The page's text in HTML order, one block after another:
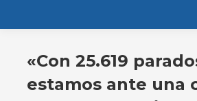
«Con 25.619
estamos ante una